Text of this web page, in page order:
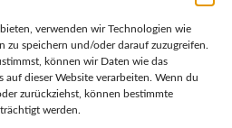
verwenden wir Technologien wie
zu speichern und/oder darauf zuzugreifen.
können wir Daten wie das
dieser Website verarbeiten. Wenn du
zurückziehst, können bestimmte
werden.
Tour(7)